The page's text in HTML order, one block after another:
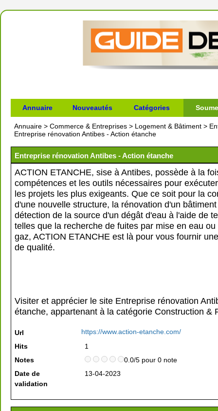
Annuaire Nouveautés Catégories
Annuaire > Commerce & Entreprises > Logement & Bâtiment >
Entreprise rénovation Antibes - Action étanche
Entreprise rénovation Antibes - Action étanche
ACTION ETANCHE, sise à Antibes, possède à la
compétences et les outils nécessaires pour
les projets les plus exigeants. Que ce soit pour la
d'une nouvelle structure, la rénovation d'un
détection de la source d'un dégât d'eau à l'aide de
telles que la recherche de fuites par mise en eau
gaz, ACTION ETANCHE est là pour vous fournir
de qualité.
Visiter et apprécier le site Entreprise rénovation
étanche, appartenant à la catégorie Construction &
Url
https://www.action-etanche.com/
Hits
1
Notes
0.0/5 pour 0 note
Date de
validation
13-04-2023